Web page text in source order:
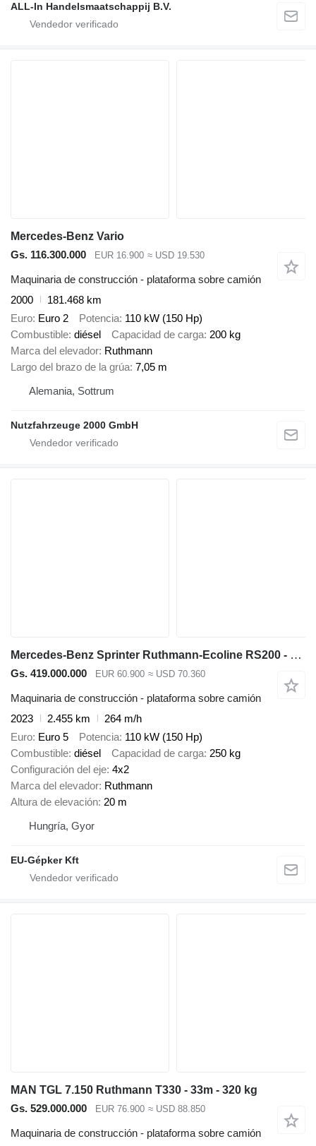
ALL-In Handelsmaatschappij B.V.
Mercedes-Benz Vario
Gs. 116.300.000
EUR 16.900 ≈ USD 19.530
Maquinaria de construcción - plataforma sobre camión
2000
181.468 km
Euro Euro 2 Potencia 110 kW (150 Hp)
Combustible diésel Capacidad de carga 200 kg
Marca del elevador Ruthmann
Largo del brazo de la grúa 7,05 m
Alemania, Sottrum
Nutzfahrzeuge 2000 GmbH
Mercedes-Benz Sprinter Ruthmann-Ecoline RS200 - 20m - 250 kg
Gs. 419.000.000 EUR 60.900 ≈ USD 70.360
Maquinaria de construcción - plataforma sobre camión
2023
2.455 km
264 m/h
Euro Euro 5 Potencia 110 kW (150 Hp)
Combustible diésel Capacidad de carga 250 kg
Configuración del eje 4x2
Marca del elevador Ruthmann
Altura de elevación 20 m
Hungría, Gyor
EU-Gépker Kft
MAN TGL 7.150 Ruthmann T330 - 33m - 320 kg
Gs. 529.000.000
EUR 76.900 ≈ USD 88.850
Maquinaria de construcción - plataforma sobre camión